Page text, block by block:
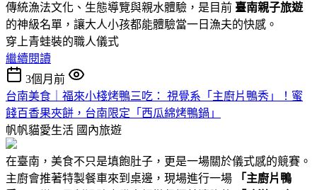
傳統漁法文化、生態導覽與親水體驗，是目前 臺南親子旅遊
的神級名單，讓大人小孩都能體驗當一日漁夫的快感。
穿上青蛙裝的職人儀式
繼續閱讀
3個月前
台南美食｜福來小棧烤鴨三吃： 視覺系「主廚片鴨秀」！蜜
餞百香果夾餅，台南限定「西瓜綿烤鴨鍋」
帆帆貓愛生活 國內旅遊
在臺南，美食不只是填飽肚子，更是一場關於儀式感的競賽。
主廚會推著特製餐車來到桌邊，現場進行一場
「主廚片鴨